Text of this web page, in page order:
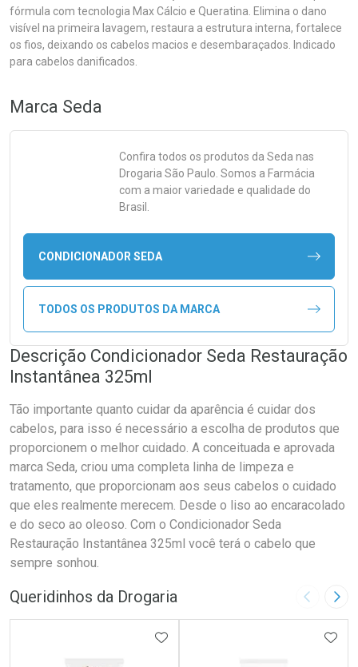
fórmula com tecnologia Max Cálcio e Queratina. Elimina o dano
visível na primeira lavagem, restaura a estrutura interna, fortalece
os fios, deixando os cabelos macios e desembaraçados. Indicado
para cabelos danificados.
Marca Seda
Confira todos os produtos da Seda nas
Drogaria São Paulo. Somos a Farmácia
com a maior variedade e qualidade do
Brasil.
CONDICIONADOR SEDA
TODOS OS PRODUTOS DA MARCA
Descrição Condicionador Seda Restauração
Instantânea 325ml
Tão importante quanto cuidar da aparência é cuidar dos
cabelos, para isso é necessário a escolha de produtos que
proporcionem o melhor cuidado. A conceituada e aprovada
marca Seda, criou uma completa linha de limpeza e
tratamento, que proporcionam aos seus cabelos o cuidado
que eles realmente merecem. Desde o liso ao encaracolado
e do seco ao oleoso. Com o Condicionador Seda
Restauração Instantânea 325ml você terá o cabelo que
sempre sonhou.
Queridinhos da Drogaria Imagem
ADICIONAR AOS FAVORITOS